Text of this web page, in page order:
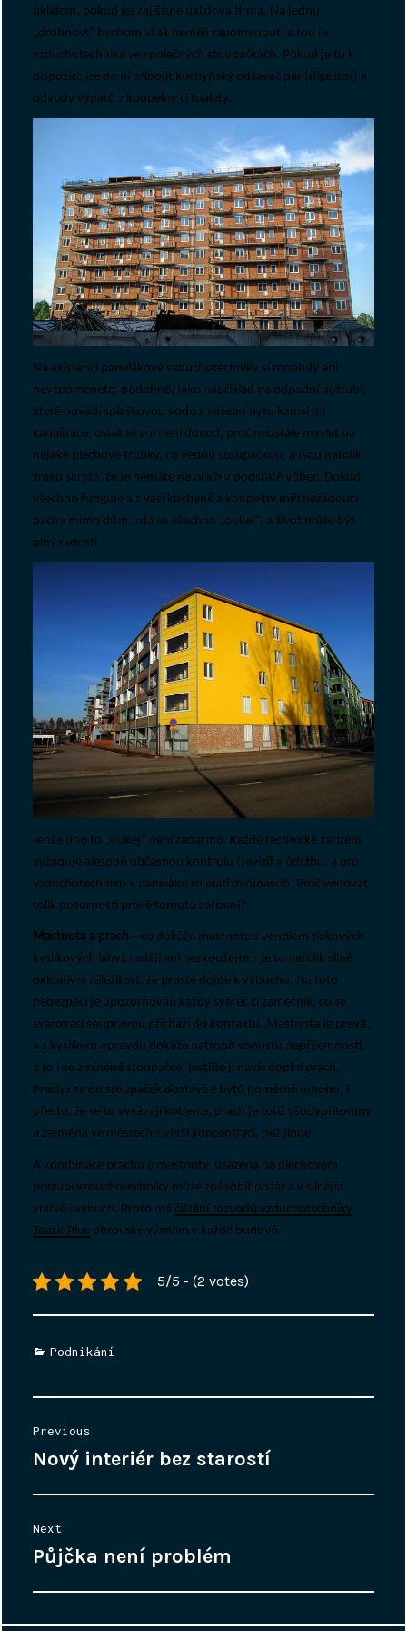
úklidem, pokud jej zajišťuje úklidová firma. Na jednu
„drobnost“ bychom však neměli zapomenout, a tou je
vzduchotechnika ve společných stoupačkách. Pokud je tu k
dispozici, lze do ní připojit kuchyňský odsavač par (digestoř) a
odvody výparů z koupelny či toalety.
Na existenci panelákové vzduchotechniky si mnohdy ani
nevzpomenete, podobně, jako například na odpadní potrubí,
které odvádí splaškovou vodu z vašeho bytu kamsi do
kanalizace, ostatně ani není důvod, proč neustále myslet na
nějaké plechové trubky, co vedou stoupačkou, a jsou natolik
zraku skryté, že je nemáte na očích v podstatě vůbec. Dokud
všechno funguje a z vaší kuchyně a koupelny míří nežádoucí
pachy mimo dům, zdá se všechno „oukej“, a život může být
plný radosti.
Jenže ono to „oukej“ není zadarmo. Každé technické zařízení
vyžaduje alespoň občasnou kontrolu (revizi) a údržbu, a pro
vzduchotechniku v paneláku to platí dvojnásob. Proč věnovat
tolik pozornosti právě tomuto zařízení?
Mastnota a prach – co dokáže mastnota s ventilem tlakových
kyslíkových lahví, raději ani nezkoušejte – je to natolik silně
oxidativní záležitost, že prostě dojde k výbuchu. Na toto
nebezpečí je upozorňován každý svářeč či zámečník, co se
svařovací soupravou přichází do kontaktu. Mastnota je prevít,
a s kyslíkem opravdu dokáže natropit spoustu nepříjemností,
a to i ve zmíněné stoupačce, jestliže ji navíc doplní prach.
Prachu se do stoupaček dostává z bytů poměrně mnoho, i
přesto, že se tu vysávají koberce, prach je totiž všudypřítomný
a zejména ve městech s větší koncentrací, než jinde.
A kombinace prachu a mastnoty, usazená na plechovém
potrubí vzduchotechniky může způsobit požár a v silnější
vrstvě i výbuch. Proto má čištění rozvodů vzduchotechniky
Tauris Plus obrovský význam v každé budově.
5/5 - (2 votes)
Categories
Podnikání
Previous
Previous
Nový interiér bez starostí
Next
Next
Půjčka není problém